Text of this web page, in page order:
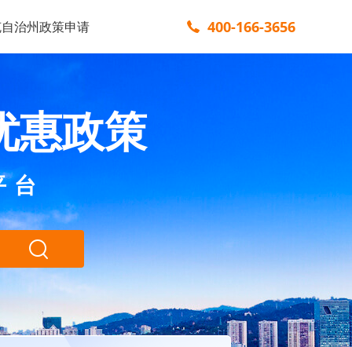
治州政策申请 400-166-3656
惠政策
台